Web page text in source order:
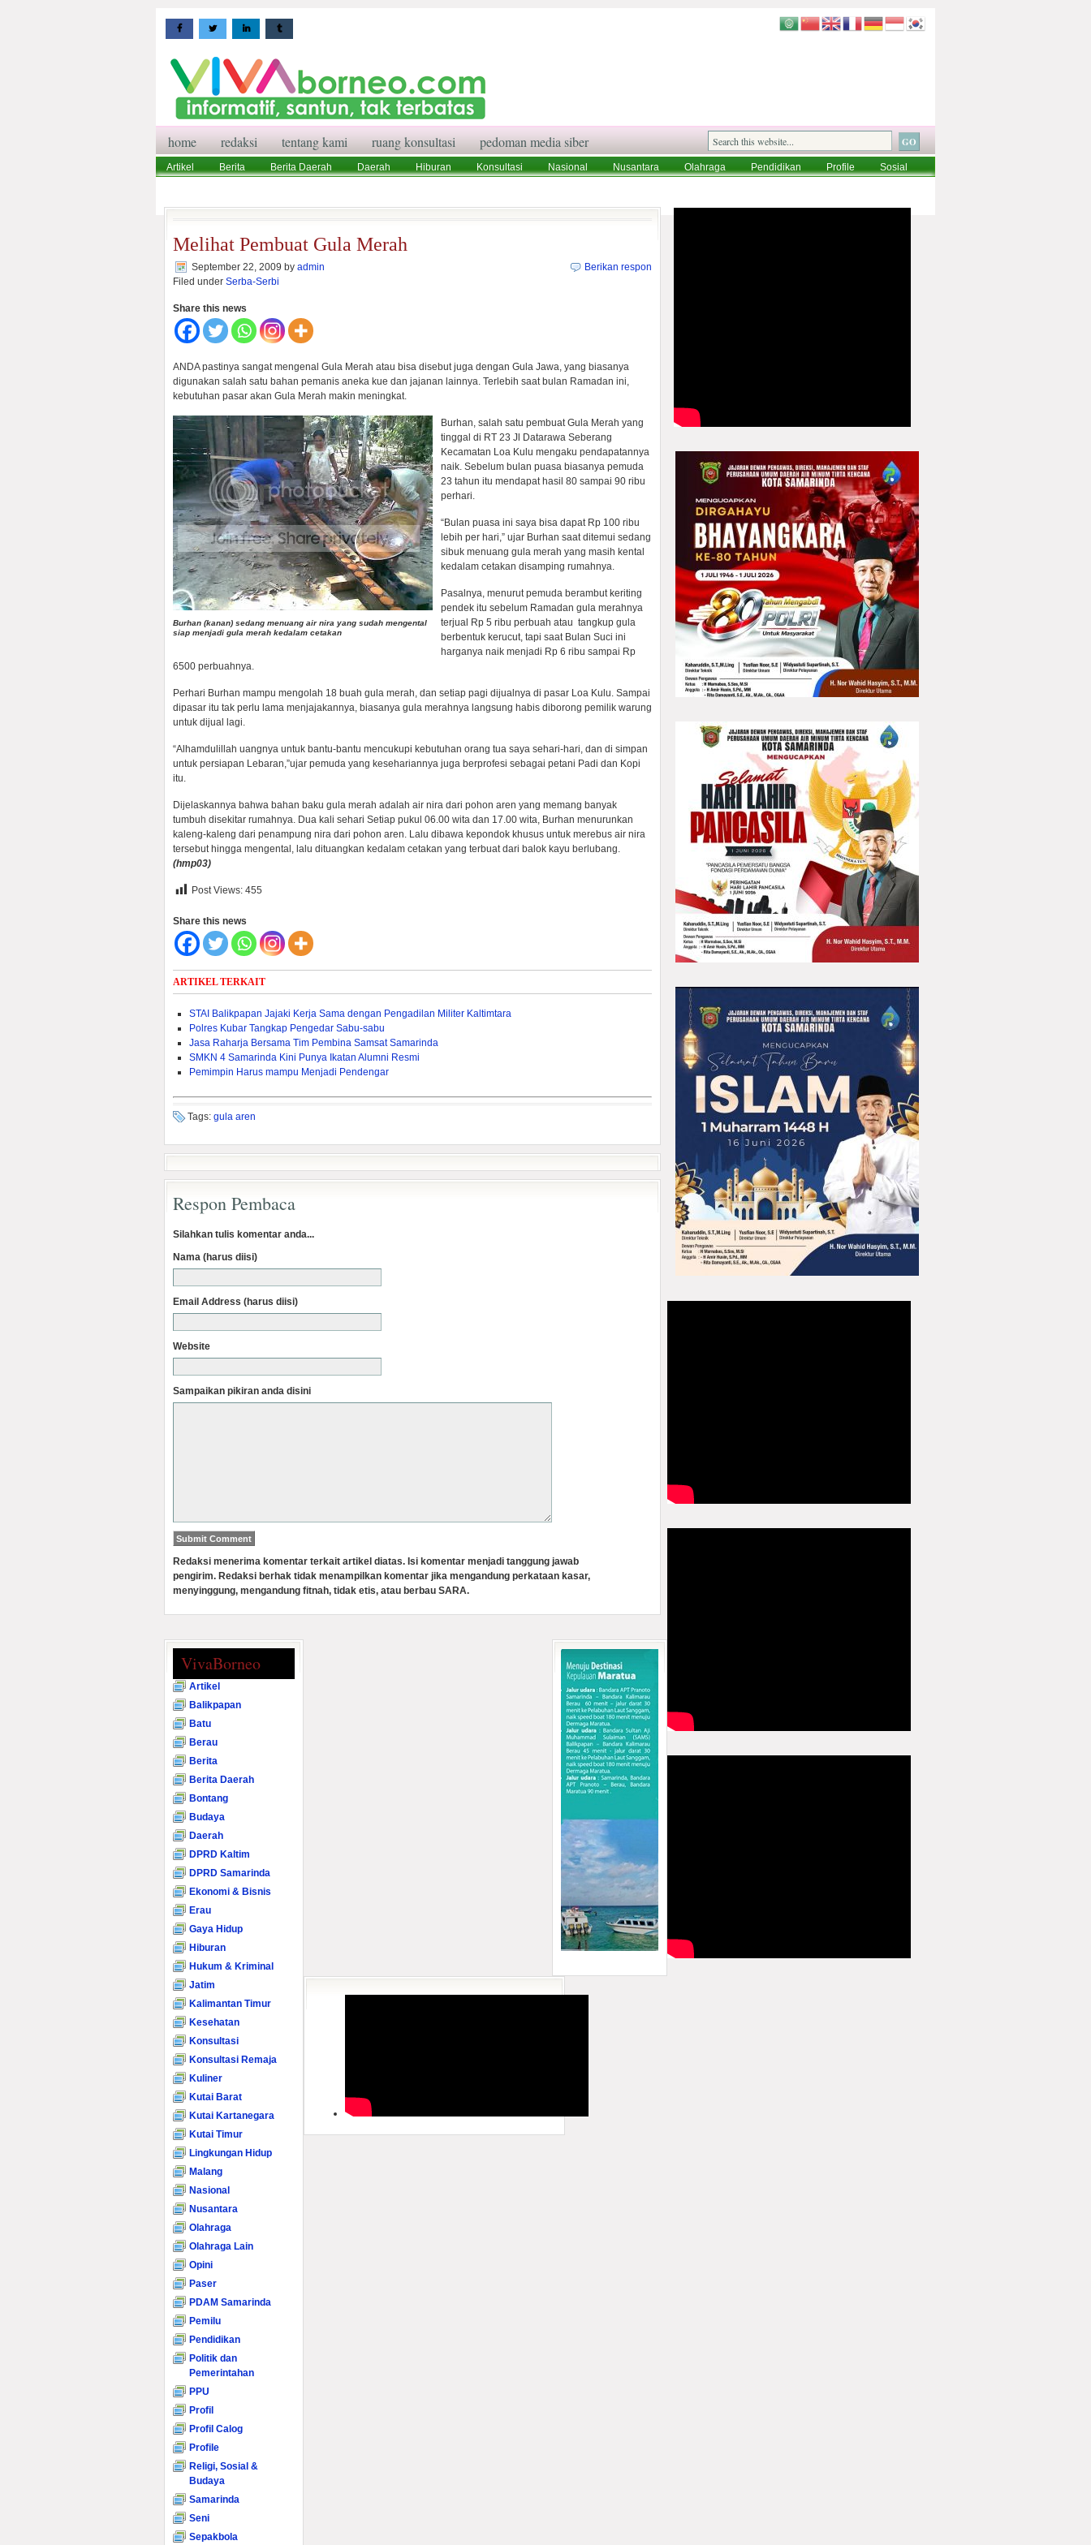
home redaksi tentang kami ruang konsultasi pedoman media siber
Artikel Berita Berita Daerah Daerah Hiburan Konsultasi Nasional Nusantara Olahraga Pendidikan Profile
Sosial
Melihat Pembuat Gula Merah
September 22, 2009 by admin
Filed under Serba-Serbi
Berikan respon
Share this news
ANDA pastinya sangat mengenal Gula Merah atau bisa disebut juga dengan Gula Jawa, yang biasanya
digunakan salah satu bahan pemanis aneka kue dan jajanan lainnya. Terlebih saat bulan Ramadan ini,
kebutuhan pasar akan Gula Merah makin meningkat.
Burhan (kanan) sedang menuang air nira yang sudah mengental
siap menjadi gula merah kedalam cetakan
Burhan, salah satu pembuat Gula Merah yang
tinggal di RT 23 Jl Datarawa Seberang
Kecamatan Loa Kulu mengaku pendapatannya
naik. Sebelum bulan puasa biasanya pemuda
23 tahun itu mendapat hasil 80 sampai 90 ribu
perhari.
“Bulan puasa ini saya bisa dapat Rp 100 ribu
lebih per hari,” ujar Burhan saat ditemui sedang
sibuk menuang gula merah yang masih kental
kedalam cetakan disamping rumahnya.
Pasalnya, menurut pemuda berambut keriting
pendek itu sebelum Ramadan gula merahnya
terjual Rp 5 ribu perbuah atau tangkup gula
berbentuk kerucut, tapi saat Bulan Suci ini
harganya naik menjadi Rp 6 ribu sampai Rp
6500 perbuahnya.
Perhari Burhan mampu mengolah 18 buah gula merah, dan setiap pagi dijualnya di pasar Loa Kulu. Sampai
dipasar itu tak perlu lama menjajakannya, biasanya gula merahnya langsung habis diborong pemilik warung
untuk dijual lagi.
“Alhamdulillah uangnya untuk bantu-bantu mencukupi kebutuhan orang tua saya sehari-hari, dan di simpan
untuk persiapan Lebaran,”ujar pemuda yang kesehariannya juga berprofesi sebagai petani Padi dan Kopi
itu.
Dijelaskannya bahwa bahan baku gula merah adalah air nira dari pohon aren yang memang banyak
tumbuh disekitar rumahnya. Dua kali sehari Setiap pukul 06.00 wita dan 17.00 wita, Burhan menurunkan
kaleng-kaleng dari penampung nira dari pohon aren. Lalu dibawa kepondok khusus untuk merebus air nira
tersebut hingga mengental, lalu dituangkan kedalam cetakan yang terbuat dari balok kayu berlubang.
(hmp03)
Post Views: 455
Share this news
ARTIKEL TERKAIT
STAI Balikpapan Jajaki Kerja Sama dengan Pengadilan Militer Kaltimtara
Polres Kubar Tangkap Pengedar Sabu-sabu
Jasa Raharja Bersama Tim Pembina Samsat Samarinda
SMKN 4 Samarinda Kini Punya Ikatan Alumni Resmi
Pemimpin Harus mampu Menjadi Pendengar
Tags: gula aren
Respon Pembaca
Silahkan tulis komentar anda...
Nama (harus diisi)
Email Address (harus diisi)
Website
Sampaikan pikiran anda disini
Redaksi menerima komentar terkait artikel diatas. Isi komentar menjadi tanggung jawab
pengirim. Redaksi berhak tidak menampilkan komentar jika mengandung perkataan kasar,
menyinggung, mengandung fitnah, tidak etis, atau berbau SARA.
VivaBorneo
Artikel
Balikpapan
Batu
Berau
Berita
Berita Daerah
Bontang
Budaya
Daerah
DPRD Kaltim
DPRD Samarinda
Ekonomi & Bisnis
Erau
Gaya Hidup
Hiburan
Hukum & Kriminal
Jatim
Kalimantan Timur
Kesehatan
Konsultasi
Konsultasi Remaja
Kuliner
Kutai Barat
Kutai Kartanegara
Kutai Timur
Lingkungan Hidup
Malang
Nasional
Nusantara
Olahraga
Olahraga Lain
Opini
Paser
PDAM Samarinda
Pemilu
Pendidikan
Politik dan
Pemerintahan
PPU
Profil
Profil Calog
Profile
Religi, Sosial &
Budaya
Samarinda
Seni
Sepakbola